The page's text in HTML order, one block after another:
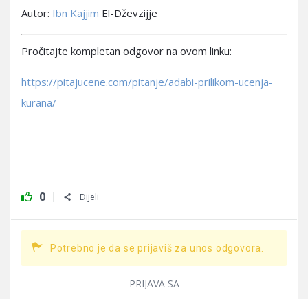
Autor: Ibn Kajjim El-Dževzijje
Pročitajte kompletan odgovor na ovom linku:
https://pitajucene.com/pitanje/adabi-prilikom-ucenja-
kurana/
0 Dijeli
Potrebno je da se prijaviš za unos odgovora.
PRIJAVA SA